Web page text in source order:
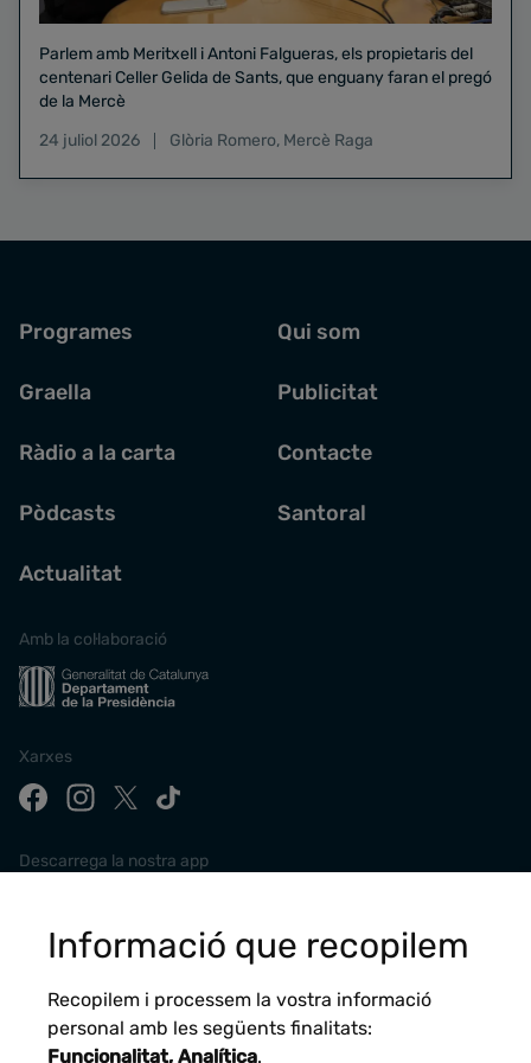
Parlem amb Meritxell i Antoni Falgueras, els propietaris del
centenari Celler Gelida de Sants, que enguany faran el pregó
de la Mercè
24 juliol 2026
Glòria Romero, Mercè Raga
Programes
Graella
Ràdio a la carta
Pòdcasts
Actualitat
Qui som
Publicitat
Contacte
Santoral
Amb la col·laboració
Xarxes
Descarrega la nostra app
Informació que recopilem
Recopilem i processem la vostra informació
personal amb les següents finalitats:
Funcionalitat, Analítica.